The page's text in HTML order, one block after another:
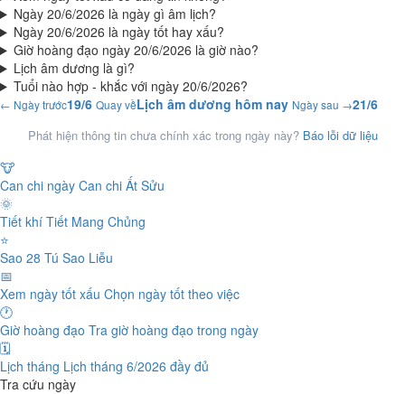
Ngày 20/6/2026 là ngày gì âm lịch?
Ngày 20/6/2026 là ngày tốt hay xấu?
Giờ hoàng đạo ngày 20/6/2026 là giờ nào?
Lịch âm dương là gì?
Tuổi nào hợp - khắc với ngày 20/6/2026?
← Ngày trước19/6 Quay vềLịch âm dương hôm nay Ngày sau →21/6
Phát hiện thông tin chưa chính xác trong ngày này? Báo lỗi dữ liệu
🐮
Can chi ngày Can chi Ất Sửu
🌞
Tiết khí Tiết Mang Chủng
⭐
Sao 28 Tú Sao Liễu
📅
Xem ngày tốt xấu Chọn ngày tốt theo việc
🕐
Giờ hoàng đạo Tra giờ hoàng đạo trong ngày
🗓️
Lịch tháng Lịch tháng 6/2026 đầy đủ
Tra cứu ngày